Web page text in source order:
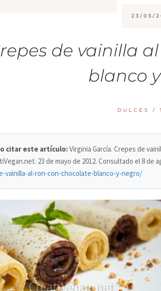
23/05/
de vainilla
blanco
DULCES /
citar este artículo:Virginia García. Crepes de
23 de mayo de 2012. Consultado el8 de
vainilla-al-ron-con-chocolate-blanco-y-negro/